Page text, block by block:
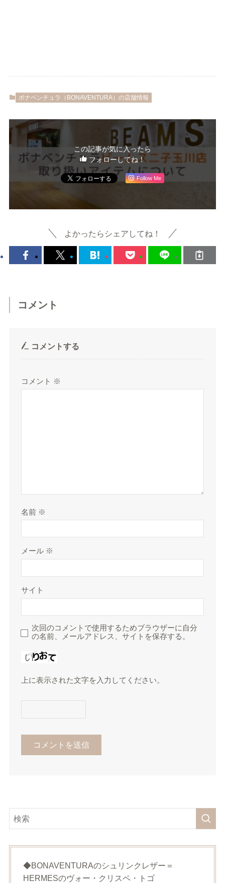
ボナベンチュラ（BONAVENTURA）の店舗情報
この記事が気に入ったら
フォローしてね！
Follow Me
よかったらシェアしてね！
コメント
コメントする
コメント ※
名前 ※
メール ※
サイト
次回のコメントで使用するためブラウザーに自分
の名前、メールアドレス、サイトを保存する。
上に表示された文字を入力してください。
◆BONAVENTURAのシュリンクレザー＝
HERMESのヴォー・クリスペ・トゴ